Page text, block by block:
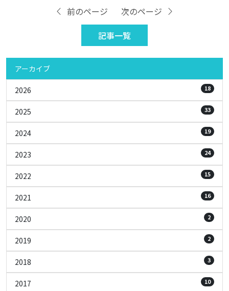
前のページ
記事一覧
次のページ
アーカイブ
2026 18
2025 33
2024 19
2023 24
2022 15
2021 16
2020 2
2019 2
2018 3
2017 10